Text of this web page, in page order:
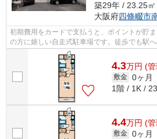
築29年 / 23.25㎡
大阪府四條畷市
初期費用をカードで支払うと、ポイントが貯
の方に嬉しい自走式駐車場です。徒歩でも駅
立地する物件です。マンションタイプ...
4.3万円 (
敷金 0ヶ月
1階 / 1K /
4.4万円 (
敷金 0ヶ月